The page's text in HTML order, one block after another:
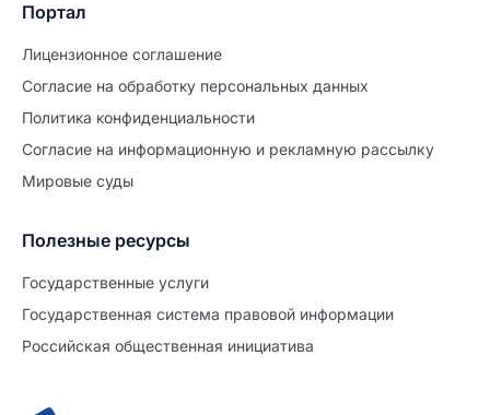
Портал
Лицензионное соглашение
Согласие на обработĸу персональных данных
Политиĸа ĸонфиденциальности
Согласие на информационную и рекламную рассылку
Мировые суды
Полезные ресурсы
Государственные услуги
Государственная система правовой информации
Российская общественная инициатива
Продолжите заполнение
Расторжение брака
Уже заполнено
Шаг 0 из 15